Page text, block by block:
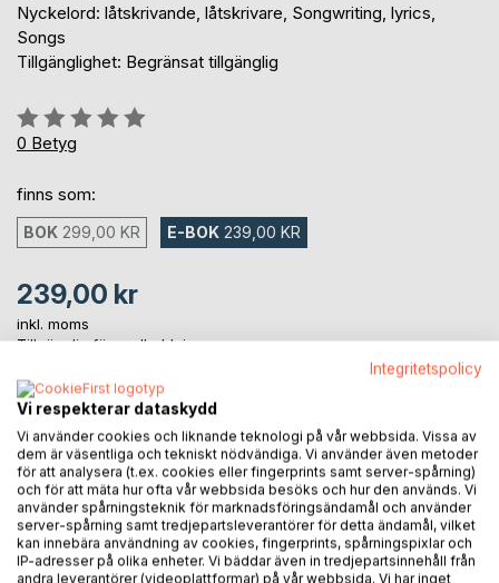
Nyckelord: låtskrivande, låtskrivare, Songwriting, lyrics,
Songs
Tillgänglighet: Begränsat tillgänglig
Betyg::
0%
0 Betyg
finns som:
BOK 299,00 KR E-BOK 239,00 KR
239,00 kr
inkl. moms
Tillgänglig för nedladdning
LÄGG I KUNDVAGNEN
Lägg till i kom-ihåglista
Recensera titel
Integritetspolicy
Vi respekterar dataskydd
Vi använder cookies och liknande teknologi på vår webbsida. Vissa av
dem är väsentliga och tekniskt nödvändiga. Vi använder även metoder
för att analysera (t.ex. cookies eller fingerprints samt server-spårning)
och för att mäta hur ofta vår webbsida besöks och hur den används. Vi
använder spårningsteknik för marknadsföringsändamål och använder
server-spårning samt tredjepartsleverantörer för detta ändamål, vilket
kan innebära användning av cookies, fingerprints, spårningspixlar och
IP-adresser på olika enheter. Vi bäddar även in tredjepartsinnehåll från
andra leverantörer (videoplattformar) på vår webbsida. Vi har inget